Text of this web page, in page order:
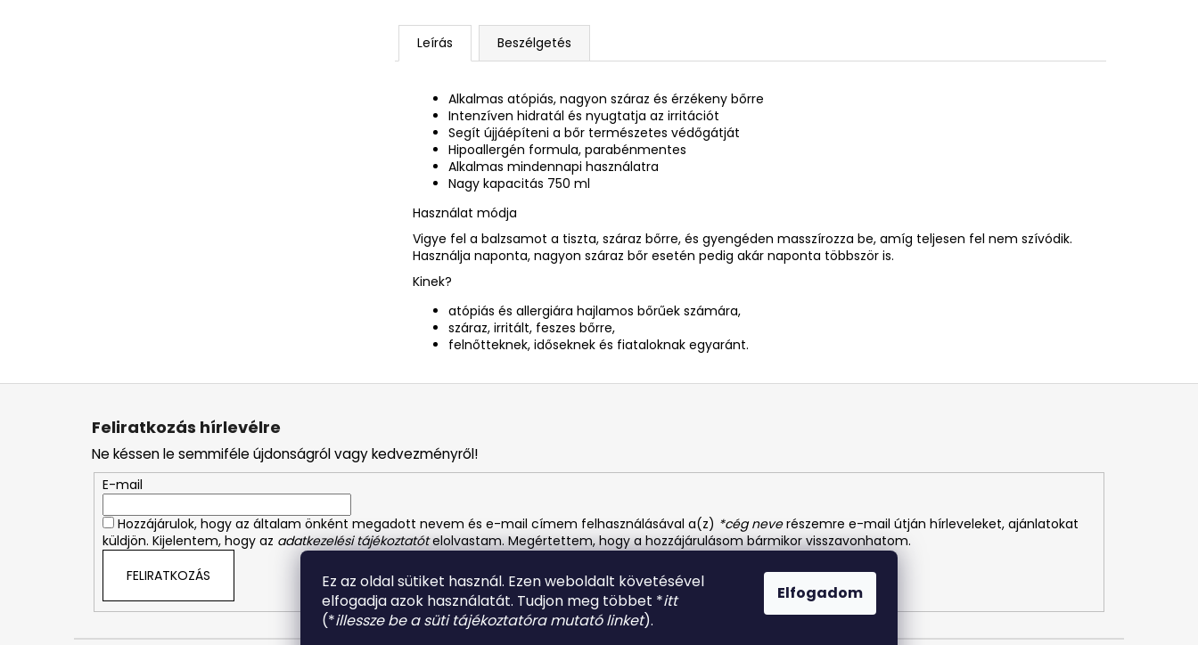
Ez az oldal sütiket használ. Ezen weboldalt követésével
elfogadja azok használatát. Tudjon meg többet *itt
(*illessze be a süti tájékoztatóra mutató linket).
Elfogadom
Leírás Beszélgetés
Alkalmas atópiás, nagyon száraz és érzékeny bőrre
Intenzíven hidratál és nyugtatja az irritációt
Segít újjáépíteni a bőr természetes védőgátját
Hipoallergén formula, parabénmentes
Alkalmas mindennapi használatra
Nagy kapacitás 750 ml
Használat módja
Vigye fel a balzsamot a tiszta, száraz bőrre, és gyengéden masszírozza be, amíg teljesen fel nem szívódik.
Használja naponta, nagyon száraz bőr esetén pedig akár naponta többször is.
Kinek?
atópiás és allergiára hajlamos bőrűek számára,
száraz, irritált, feszes bőrre,
felnőtteknek, időseknek és fiataloknak egyaránt.
L
Feliratkozás hírlevélre
Ne késsen le semmiféle újdonságról vagy kedvezményről!
E-mail
Hozzájárulok, hogy az általam önként megadott nevem és e-mail címem felhasználásával a(z) *cég neverészemre e-mail útján hírleveleket, ajánlatokat
küldjön. Kijelentem, hogy az adatkezelési tájékoztatót elolvastam. Megértettem, hogy a hozzájárulásom bármikor visszavonhatom.
FELIRATKOZÁS